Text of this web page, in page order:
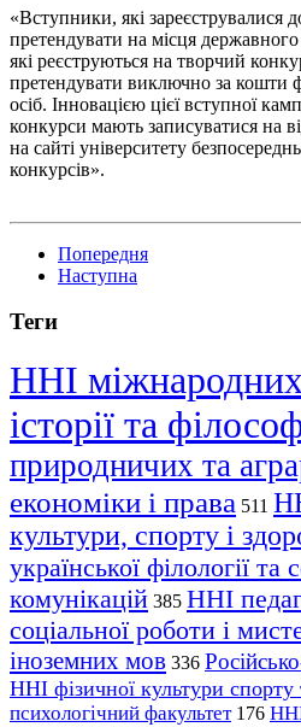
«Вступники, які зареєструвалися
претендувати на місця
які реєструються на творчий
претендувати виключно за кошти
осіб. Інновацією цієї вступної
конкурси мають записуватися на
на сайті університету
конкурсів».
Попередня
Наступна
Теги
ННІ
історії та
природничих та
економіки і права 511
культури, спорту і
української філології та
комунікацій 385 ННІ
соціальної роботи і
іноземних мов 336
ННІ фізичної культури спорту
психологічний факультет 176